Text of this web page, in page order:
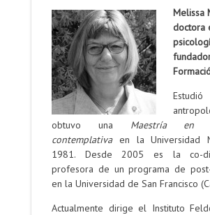
Melissa
doctora
Estudió
obtuvo una Maestría en
contemplativaen la Universidad
1981. Desde 2005 es la co-
profesora de un programa de
en la Universidad de San Francisco
Actualmente dirige el Instituto